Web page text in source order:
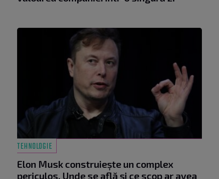
TEHNOLOGIE
Elon Musk construiește un complex
periculos. Unde se află și ce scop ar avea